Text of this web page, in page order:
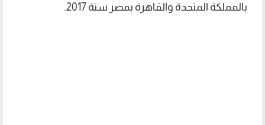
بالمملكة المتحدة والقاهرة بمصر سنة 2017.